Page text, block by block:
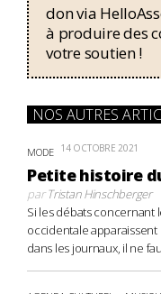
don via
à produire des
votre soutien !
NOS AUTRES
MODE 14 OCTOBRE 2021
Petite histoire
parTristan Hinschberger
Si les débats concernant
occidentale
dans les journaux, il ne